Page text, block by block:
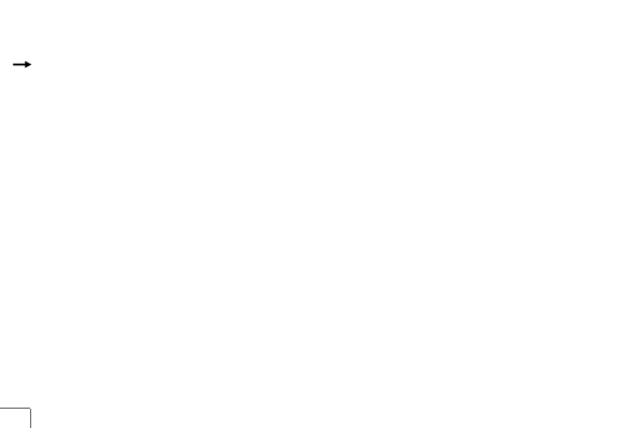
→